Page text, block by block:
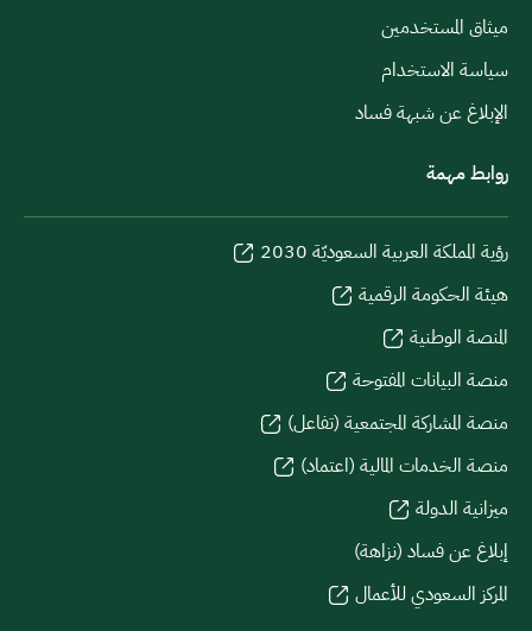
ميثاق المستخدمين
سياسة الاستخدام
الإبلاغ عن شبهة فساد
روابط مهمة
رؤية المملكة العربية السعوديّة 2030
هيئة الحكومة الرقمية
المنصة الوطنية
منصة البيانات المفتوحة
منصة المشاركة المجتمعية (تفاعل)
منصة الخدمات المالية (اعتماد)
ميزانية الدولة
إبلاغ عن فساد (نزاهة)
المركز السعودي للأعمال